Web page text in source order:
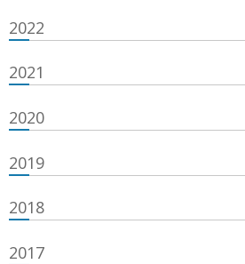
2022
2021
2020
2019
2018
2017